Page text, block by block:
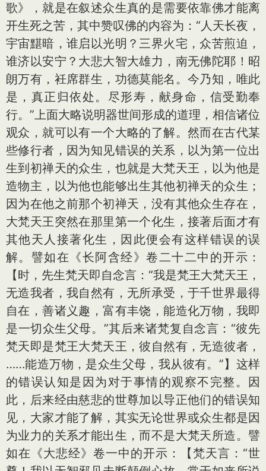
歌》，就是在叙述众生真的是需要依靠佛才能离
开生死之苦，其中赞叹佛的内容为：“人天长夜，
宇宙黮暗，谁启以光明？三界火宅，众苦煎迫，
谁济以安宁？大悲大智大雄力，南无佛陀耶！昭
朗万有，衽席群生，功德莫能名。今乃知，唯此
是，真正归依处。尽形寿，献身命，信受勤奉
行。”上面大略说明器世间形成的道理，相信诸位
观众，就可以有一个大略的了解。然而在古代某
些修行者，因为知见错误的关系，以为第一位出
生到初禅天的众生，也就是大梵天王，以为他是
造物主，以为他也能够出生其他初禅天的众生；
因为在他之前那个初禅天，没有其他众生存在，
大梵天王突然在那里第一个化生，接著后面才有
其他天人接著化生，因此便会有这样错误的误
解。譬如在《长阿含经》卷二十二中的开示：
【时，先生梵天即自念言：“我是梵王大梵天王，
无造我者，我自然有，无所承受，于千世界最得
自在，善诸义趣，富有丰饶，能造化万物，我即
是一切众生父母。”其后来诸梵复自念言：“彼先
梵天即是梵王大梵天王，彼自然有，无造彼者，
……能造万物，是众生父母，我从彼有。”】这样
的错误认知是因为对于事情的观察不完整。因
此，后来经由慈悲的世尊加以导正他们的错误知
见，大家才能了解，其实无论世界或众生都是因
为业力的关系才能出生，而不是大梵天所造。譬
如在《大悲经》卷一中的开示：【梵天言：“世